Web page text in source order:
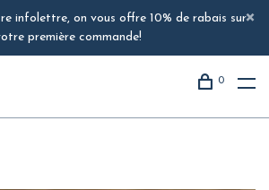
infolettre, on vous offre 10% de rabais sur
première commande!
0